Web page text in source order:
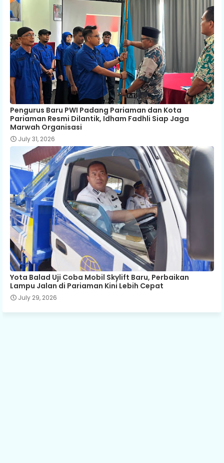
Pengurus Baru PWI Padang Pariaman dan Kota
Pariaman Resmi Dilantik, Idham Fadhli Siap Jaga
Marwah Organisasi
July 31, 2026
Yota Balad Uji Coba Mobil Skylift Baru, Perbaikan
Lampu Jalan di Pariaman Kini Lebih Cepat
July 29, 2026